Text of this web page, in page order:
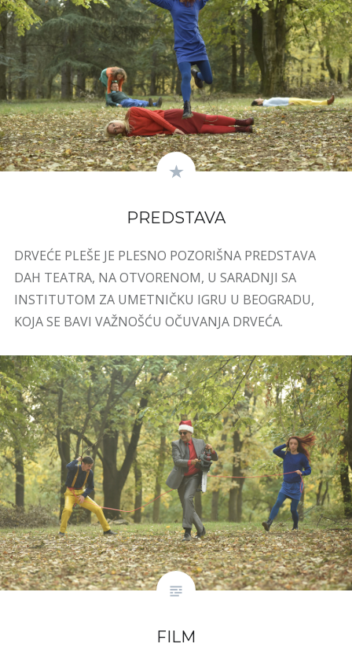
PREDSTAVA
DRVEĆE PLEŠE JE PLESNO POZORIŠNA PREDSTAVA
DAH TEATRA, NA OTVORENOM, U SARADNJI SA
INSTITUTOM ZA UMETNIČKU IGRU U BEOGRADU,
KOJA SE BAVI VAŽNOŠĆU OČUVANJA DRVEĆA.
FILM